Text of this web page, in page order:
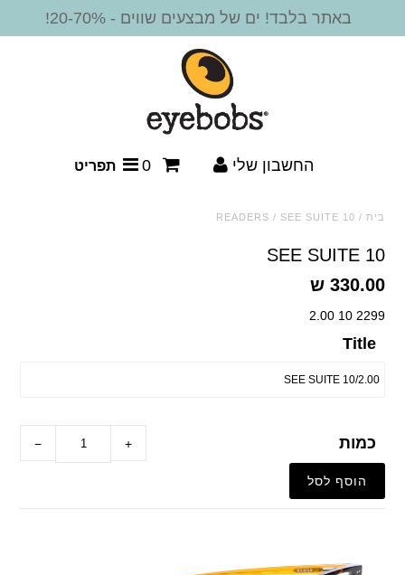
מסגרות משקפיים
משקפי שמש
משקפי שמש - קריאה
משקפי שמש ביפוקל
אביזרים
SALE
באתר בלבד! ים של מבצעים שווים - 20-70%!
החשבון שלי 0 תפריט
בית /
READERS / SEE SUITE 10
SEE SUITE 10
330.00 ש
2299 10 2.00
Title
כמות − +